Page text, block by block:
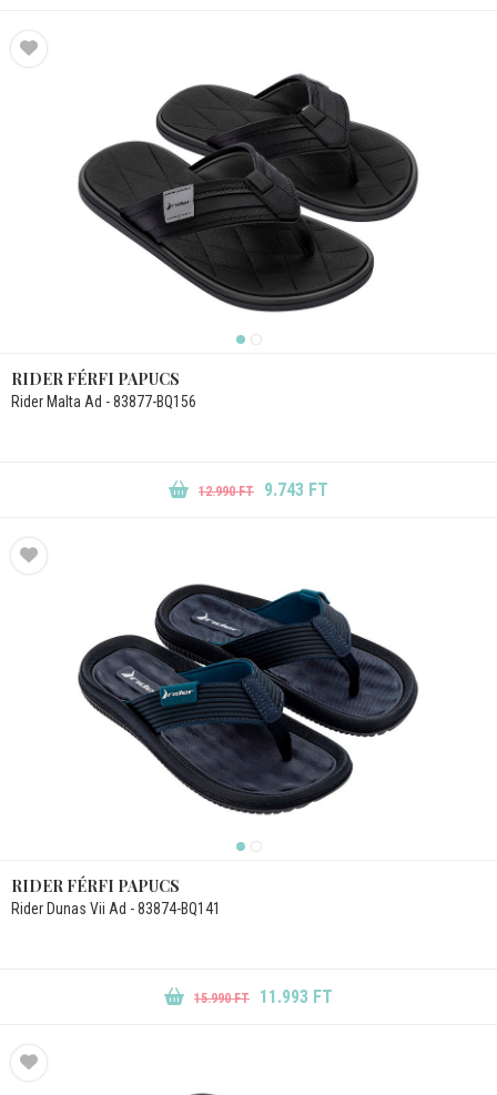
RIDER FÉRFI PAPUCS
Rider Malta Ad - 83877-BQ156
12.990 FT 9.743 FT
RIDER FÉRFI PAPUCS
Rider Dunas Vii Ad - 83874-BQ141
15.990 FT 11.993 FT